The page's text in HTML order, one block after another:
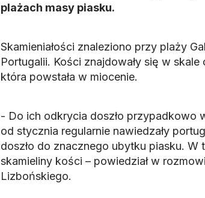
plażach masy piasku.
Skamieniałości znaleziono przy plaży
Portugalii. Kości znajdowały się w
która powstała w miocenie.
- Do ich odkrycia doszło przypadkowo
od stycznia regularnie nawiedzały
doszło do znacznego ubytku piasku. W
skamieliny kości – powiedział w
Lizbońskiego.